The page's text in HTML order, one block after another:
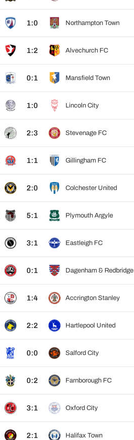
1:0 Northampton Town
1:2 Alvechurch FC
0:1 Mansfield Town
1:0 Lincoln City
2:3 Stevenage FC
1:1 Gillingham FC
2:0 Colchester United
5:1 Plymouth Argyle
3:1 Eastleigh FC
0:1 Dagenham & Redbridge
1:4 Accrington Stanley
2:2 Hartlepool United
0:0 Salford City
0:2 Farnborough FC
3:1 Oxford City
2:1 Halifax Town